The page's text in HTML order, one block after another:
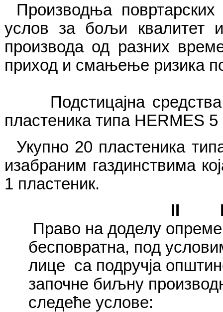
Производња
услов за бољи квалитет
производа од разних
приход и смањење ризика
Подстицајна
пластеника типа HERMES
Укупно 20 пластеника
изабраним газдинствима
1 пластеник.
II
Право на доделу
бесповратна, под
лице са подручја
започне биљну
следеће услове: